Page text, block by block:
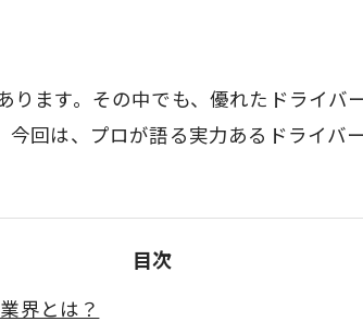
ます。その中でも、優れたドライバ
回は、プロが語る実力あるドライバ
目次
界とは？